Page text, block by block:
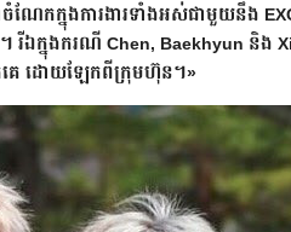
ណែកក្នុងការងារទាំងអស់​ជាមួយនឹង
។ រីឯក្នុងករណី Chen, Baekhyun និង
កគេ ដោយឡែកពីក្រុមហ៊ុន។»